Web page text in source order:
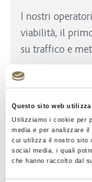
Questo sito web
Utilizziamo i cookie per
media e per analizzare
cui utilizza il nostro sito
social media, i quali
che hanno raccolto dal
I nostri
viabilità, il
su traffico e
Chiama il
800
Centro